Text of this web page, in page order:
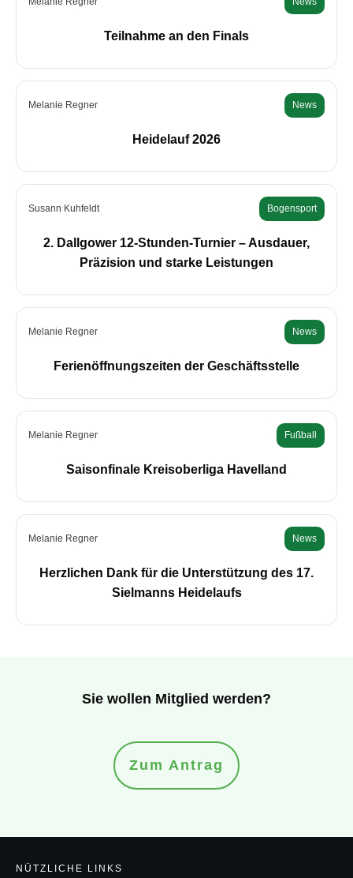
Teilnahme an den Finals
Melanie Regner News
Heidelauf 2026
Susann Kuhfeldt Bogensport
2. Dallgower 12-Stunden-Turnier – Ausdauer,
Präzision und starke Leistungen
Melanie Regner News
Ferienöffnungszeiten der Geschäftsstelle
Melanie Regner Fußball
Saisonfinale Kreisoberliga Havelland
Melanie Regner News
Herzlichen Dank für die Unterstützung des 17.
Sielmanns Heidelaufs
Sie wollen Mitglied werden?
Zum Antrag
NÜTZLICHE LINKS